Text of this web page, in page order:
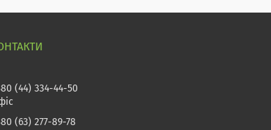
(44) 334-44-50
(63) 277-89-78